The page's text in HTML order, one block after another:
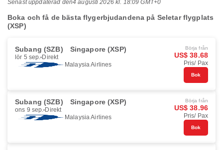
Senast uppdaterad den4 augusti 2026 kl. 18:09 GMT+0
Boka och få de bästa flygerbjudandena på Seletar flygplats
(XSP)
Subang (SZB) Singapore (XSP)
lör 5 sep. Direkt
Malaysia Airlines
Börja från
US$ 38.68
Pris/ Pax
Bok
Subang (SZB) Singapore (XSP)
ons 9 sep. Direkt
Malaysia Airlines
Börja från
US$ 38.96
Pris/ Pax
Bok